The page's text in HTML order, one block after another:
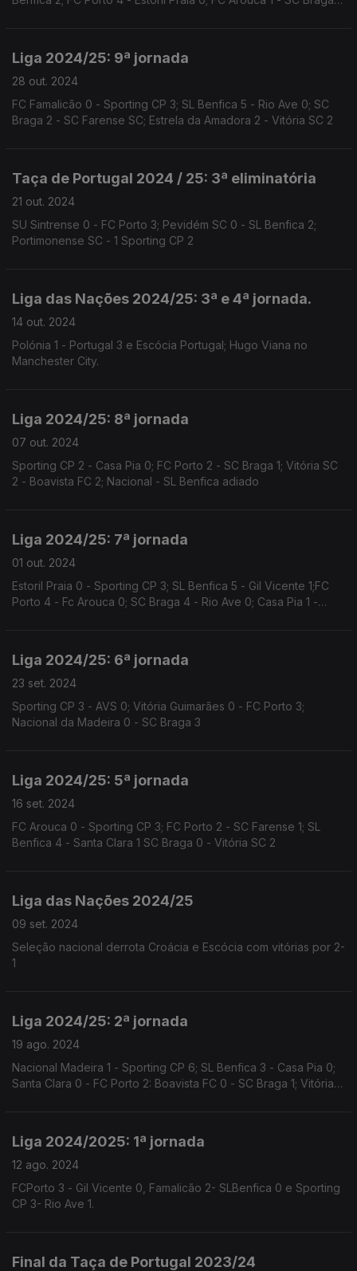
Liga 2024/25: 9ª jornada
28 out. 2024
FC Famalicão 0 - Sporting CP 3; SL Benfica 5 - Rio Ave 0; SC
Braga 2 - SC Farense SC; Estrela da Amadora 2 - Vitória SC 2
Taça de Portugal 2024 / 25: 3ª eliminatória
21 out. 2024
SU Sintrense 0 - FC Porto 3; Pevidém SC 0 - SL Benfica 2;
Portimonense SC - 1 Sporting CP 2
Liga das Nações 2024/25: 3ª e 4ª jornada.
14 out. 2024
Polónia 1 - Portugal 3 e Escócia Portugal; Hugo Viana no
Manchester City.
Liga 2024/25: 8ª jornada
07 out. 2024
Sporting CP 2 - Casa Pia 0; FC Porto 2 - SC Braga 1; Vitória SC
2 - Boavista FC 2; Nacional - SL Benfica adiado
Liga 2024/25: 7ª jornada
01 out. 2024
Estoril Praia 0 - Sporting CP 3; SL Benfica 5 - Gil Vicente 1;FC
Porto 4 - Fc Arouca 0; SC Braga 4 - Rio Ave 0; Casa Pia 1 -
Liga 2024/25: 6ª jornada
23 set. 2024
Sporting CP 3 - AVS 0; Vitória Guimarães 0 - FC Porto 3;
Nacional da Madeira 0 - SC Braga 3
Liga 2024/25: 5ª jornada
16 set. 2024
FC Arouca 0 - Sporting CP 3; FC Porto 2 - SC Farense 1; SL
Benfica 4 - Santa Clara 1 SC Braga 0 - Vitória SC 2
Liga das Nações 2024/25
09 set. 2024
Seleção nacional derrota Croácia e Escócia com vitórias por 2-
1
Liga 2024/25: 2ª jornada
19 ago. 2024
Nacional Madeira 1 - Sporting CP 6; SL Benfica 3 - Casa Pia 0;
Santa Clara 0 - FC Porto 2: Boavista FC 0 - SC Braga 1; Vitória 1
Liga 2024/2025: 1ª jornada
12 ago. 2024
FCPorto 3 - Gil Vicente 0, Famalicão 2- SLBenfica 0 e Sporting
CP 3- Rio Ave 1.
Final da Taça de Portugal 2023/24